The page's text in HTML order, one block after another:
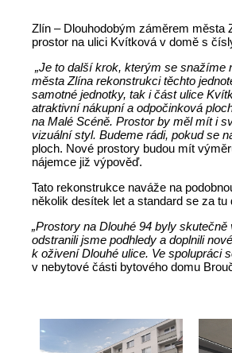
Zlín – Dlouhodobým záměrem města
prostor na ulici Kvítková v domě s
„Je to další krok, kterým se snažíme
města Zlína rekonstrukci těchto
samotné jednotky, tak i část ulice
atraktivní nákupní a odpočinková
na Malé Scéně. Prostor by měl mít i
vizuální styl. Budeme rádi, pokud se
ploch. Nové prostory budou mít
nájemce již výpověď.
Tato rekonstrukce naváže na
několik desítek let a standard se za tu
„Prostory na Dlouhé 94 byly
odstranili jsme podhledy a doplnili
k oživení Dlouhé ulice. Ve spolupráci
v nebytové části bytového domu